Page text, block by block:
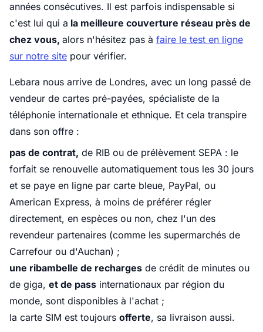
années consécutives. Il est parfois indispensable si
c'est lui qui a la meilleure couverture réseau près de
chez vous, alors n'hésitez pas à faire le test en ligne
sur notre site pour vérifier.
Lebara nous arrive de Londres, avec un long passé de
vendeur de cartes pré-payées, spécialiste de la
téléphonie internationale et ethnique. Et cela transpire
dans son offre :
pas de contrat, de RIB ou de prélèvement SEPA : le
forfait se renouvelle automatiquement tous les 30 jours
et se paye en ligne par carte bleue, PayPal, ou
American Express, à moins de préférer régler
directement, en espèces ou non, chez l'un des
revendeur partenaires (comme les supermarchés de
Carrefour ou d'Auchan) ;
une ribambelle de recharges de crédit de minutes ou
de giga, et de pass internationaux par région du
monde, sont disponibles à l'achat ;
la carte SIM est toujours offerte, sa livraison aussi.